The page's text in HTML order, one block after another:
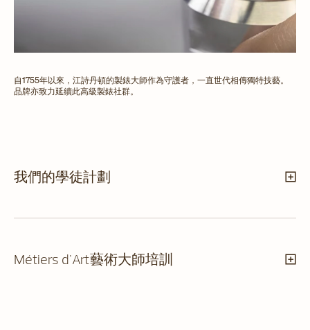
自1755年以來，江詩丹頓的製錶大師作為守護者，一直世代相傳獨特技藝。
品牌亦致力延續此高級製錶社群。
我們的學徒計劃
Métiers d'Art藝術大師培訓